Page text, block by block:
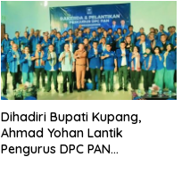
Dihadiri Bupati Kupang,
Ahmad Yohan Lantik
Pengurus DPC PAN